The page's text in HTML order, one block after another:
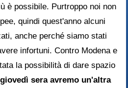
è possibile. Purtroppo noi non
quindi quest'anno alcuni
anche perché siamo stati
infortuni. Contro Modena e
la possibilità di dare spazio
giovedì sera avremo un'altra